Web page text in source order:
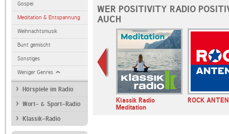
Gospel
Meditation & Entspannung
Weihnachtsmusik
Bunt gemischt
Sonstiges
Weniger Genres
Hörspiele im Radio
Wort- & Sport-Radio
Klassik-Radio
WER POSITIVITY RADIO
AUCH
Klassik Radio
Meditation
ROCK